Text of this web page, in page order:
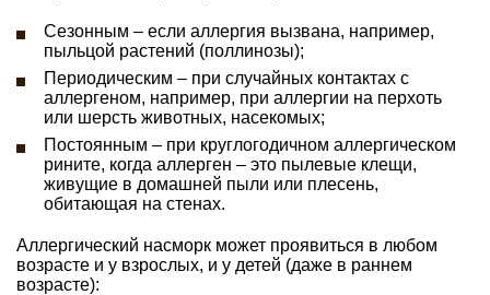
Сезонным – если аллергия вызвана, например,
пыльцой растений (поллинозы);
Периодическим – при случайных контактах с
аллергеном, например, при аллергии на перхоть
или шерсть животных, насекомых;
Постоянным – при круглогодичном аллергическом
рините, когда аллерген – это пылевые клещи,
живущие в домашней пыли или плесень,
обитающая на стенах.
Аллергический насморк может проявиться в любом
возрасте и у взрослых, и у детей (даже в раннем
возрасте):